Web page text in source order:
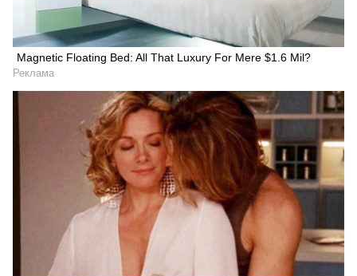
Magnetic Floating Bed: All That Luxury For Mere $1.6 Mil?
Реклама